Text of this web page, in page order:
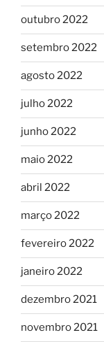
outubro 2022
setembro 2022
agosto 2022
julho 2022
junho 2022
maio 2022
abril 2022
março 2022
fevereiro 2022
janeiro 2022
dezembro 2021
novembro 2021